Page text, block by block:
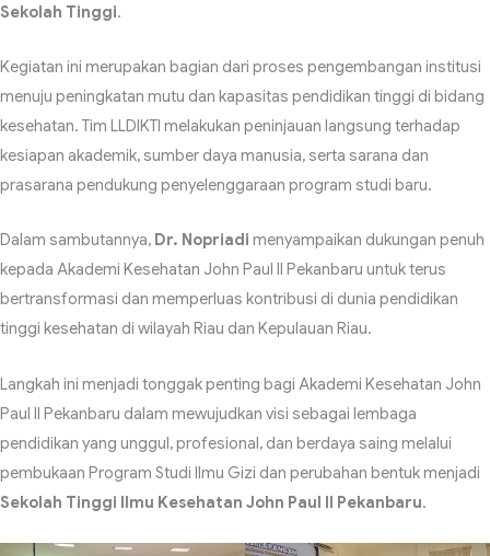
Sekolah Tinggi.
Kegiatan ini merupakan bagian dari proses pengembangan institusi
menuju peningkatan mutu dan kapasitas pendidikan tinggi di bidang
kesehatan. Tim LLDIKTI melakukan peninjauan langsung terhadap
kesiapan akademik, sumber daya manusia, serta sarana dan
prasarana pendukung penyelenggaraan program studi baru.
Dalam sambutannya, Dr. Nopriadi menyampaikan dukungan penuh
kepada Akademi Kesehatan John Paul II Pekanbaru untuk terus
bertransformasi dan memperluas kontribusi di dunia pendidikan
tinggi kesehatan di wilayah Riau dan Kepulauan Riau.
Langkah ini menjadi tonggak penting bagi Akademi Kesehatan John
Paul II Pekanbaru dalam mewujudkan visi sebagai lembaga
pendidikan yang unggul, profesional, dan berdaya saing melalui
pembukaan Program Studi Ilmu Gizi dan perubahan bentuk menjadi
Sekolah Tinggi Ilmu Kesehatan John Paul II Pekanbaru.